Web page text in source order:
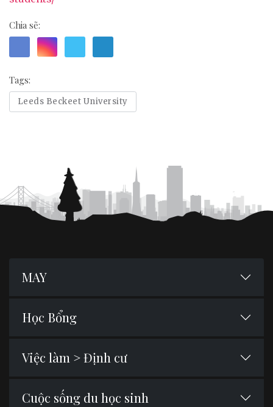
Chia sẽ:
Tags:
Leeds Beckeet University
MAY
Học Bổng
Việc làm > Định cư
Cuộc sống du học sinh